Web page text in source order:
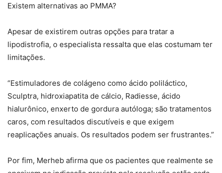
Existem alternativas ao PMMA?
Apesar de existirem outras opções para tratar a
lipodistrofia, o especialista ressalta que elas costumam ter
limitações.
“Estimuladores de colágeno como ácido poliláctico,
Sculptra, hidroxiapatita de cálcio, Radiesse, ácido
hialurônico, enxerto de gordura autóloga; são tratamentos
caros, com resultados discutíveis e que exigem
reaplicações anuais. Os resultados podem ser frustrantes.”
Por fim, Merheb afirma que os pacientes que realmente se